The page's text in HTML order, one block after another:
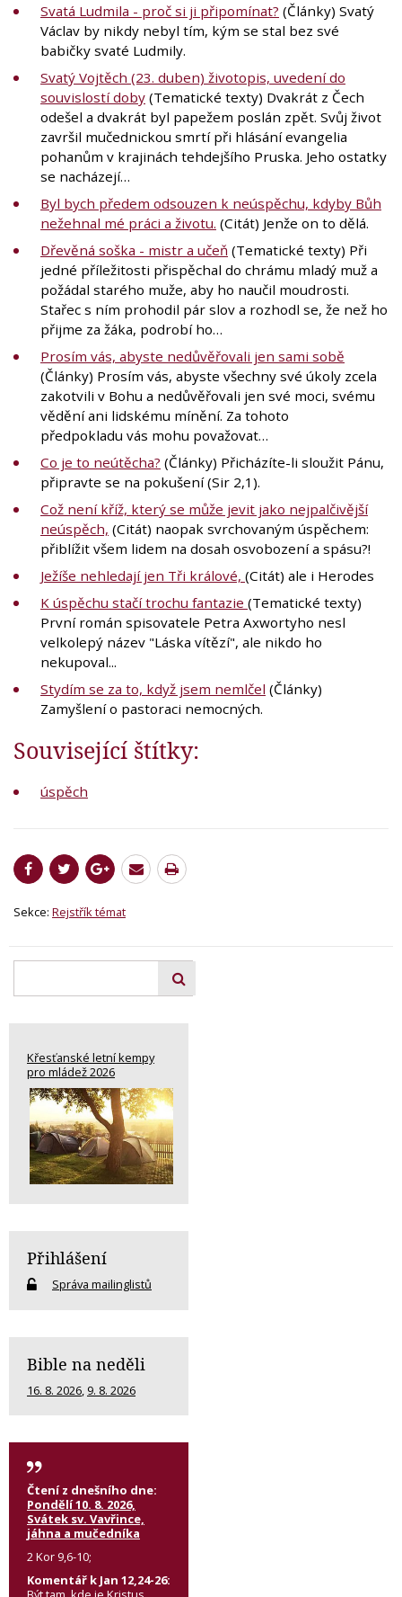
Svatá Ludmila - proč si ji připomínat? (Články) Svatý
Václav by nikdy nebyl tím, kým se stal bez své
babičky svaté Ludmily.
Svatý Vojtěch (23. duben) životopis, uvedení do
souvislostí doby (Tematické texty) Dvakrát z Čech
odešel a dvakrát byl papežem poslán zpět. Svůj život
završil mučednickou smrtí při hlásání evangelia
pohanům v krajinách tehdejšího Pruska. Jeho ostatky
se nacházejí…
Byl bych předem odsouzen k neúspěchu, kdyby Bůh
nežehnal mé práci a životu. (Citát) Jenže on to dělá.
Dřevěná soška - mistr a učeň (Tematické texty) Při
jedné příležitosti přispěchal do chrámu mladý muž a
požádal starého muže, aby ho naučil moudrosti.
Stařec s ním prohodil pár slov a rozhodl se, že než ho
přijme za žáka, podrobí ho…
Prosím vás, abyste nedůvěřovali jen sami sobě
(Články) Prosím vás, abyste všechny své úkoly zcela
zakotvili v Bohu a nedůvěřovali jen své moci, svému
vědění ani lidskému mínění. Za tohoto
předpokladu vás mohu považovat…
Co je to neútěcha? (Články) Přicházíte-li sloužit Pánu,
připravte se na pokušení (Sir 2,1).
Což není kříž, který se může jevit jako nejpalčivější
neúspěch, (Citát) naopak svrchovaným úspěchem:
přiblížit všem lidem na dosah osvobození a spásu?!
Ježíše nehledají jen Tři králové, (Citát) ale i Herodes
K úspěchu stačí trochu fantazie (Tematické texty)
První román spisovatele Petra Axwortyho nesl
velkolepý název "Láska vítězí", ale nikdo ho
nekupoval...
Stydím se za to, když jsem nemlčel (Články)
Zamyšlení o pastoraci nemocných.
Související štítky:
úspěch
Sekce: Rejstřík témat
Křesťanské letní kempy
pro mládež 2026
Přihlášení
Správa mailinglistů
Bible na neděli
16. 8. 2026, 9. 8. 2026
Čtení z dnešního dne:
Pondělí 10. 8. 2026,
Svátek sv. Vavřince,
jáhna a mučedníka
2 Kor 9,6-10;
Komentář k Jan 12,24-26: